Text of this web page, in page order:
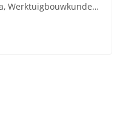
Elektrotechniek, Mechatronica, Werktuigbouwkunde, Besturingstechniek, Techniek